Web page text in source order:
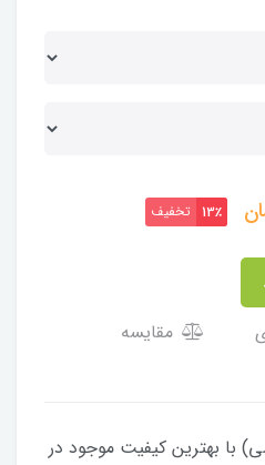
13٪ تخفیف
مقایسه
با بهترین کیفیت موجود در